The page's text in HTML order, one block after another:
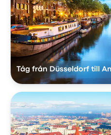
Tåg från Düsseldorf till